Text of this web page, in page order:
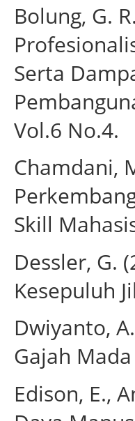
Bolung, G.
Serta
Vol.6 No.4.
Chamdani,
Skill
Dessler, G.
Kesepuluh
Dwiyanto,
Gajah
Edison, E.,